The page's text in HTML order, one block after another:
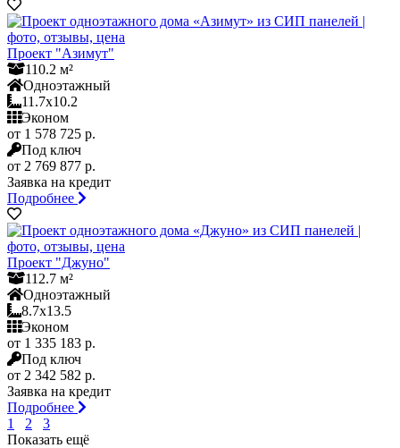
Проект "Азимут"
110.2 м²
Одноэтажный
11.7x10.2
Эконом
от 1 578 725 р.
Под ключ
от 2 769 877 р.
Заявка на кредит
Подробнее
Проект "Джуно"
112.7 м²
Одноэтажный
8.7x13.5
Эконом
от 1 335 183 р.
Под ключ
от 2 342 582 р.
Заявка на кредит
Подробнее
1
2
3
Показать ещё